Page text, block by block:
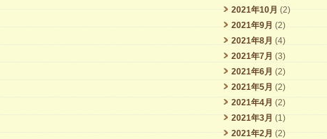
2021年10月 (2)
2021年9月 (2)
2021年8月 (4)
2021年7月 (3)
2021年6月 (2)
2021年5月 (2)
2021年4月 (2)
2021年3月 (1)
2021年2月 (2)